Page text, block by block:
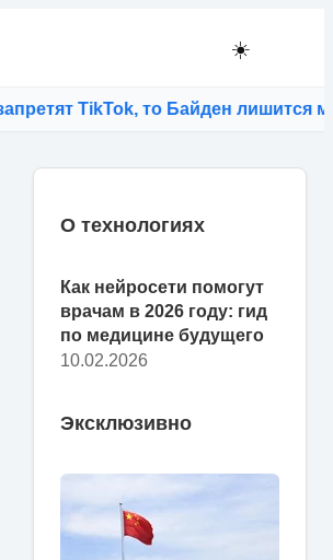
☀️
TikTok, то Байден лишится
О технологиях
Как нейросети помогут
врачам в 2026 году: гид
по медицине будущего
10.02.2026
Эксклюзивно